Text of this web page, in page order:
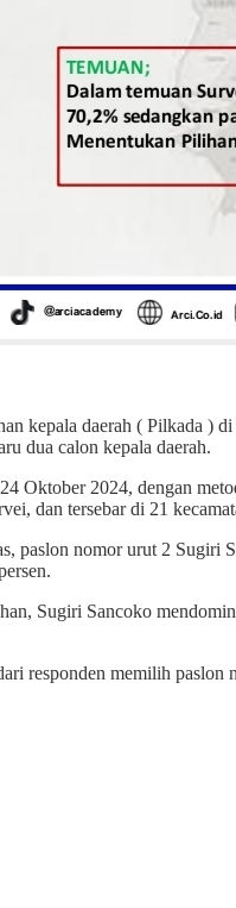
kepala daerah ( Pilkada )
dua calon kepala daerah.
Oktober 2024, dengan
dan tersebar di 21
paslon nomor urut 2 Sugiri
Sugiri Sancoko
responden memilih